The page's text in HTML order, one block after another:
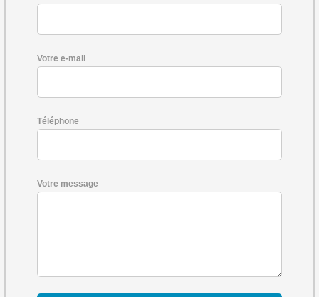
Votre e-mail
Téléphone
Votre message